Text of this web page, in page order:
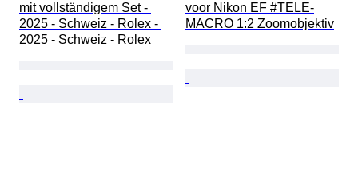
mit vollständigem Set -
2025 - Schweiz - Rolex -
2025 - Schweiz - Rolex
voor Nikon EF #TELE-
MACRO 1:2 Zoomobjektiv